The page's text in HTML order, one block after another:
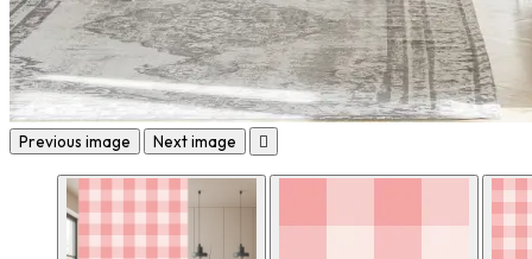
Previous image Next image 